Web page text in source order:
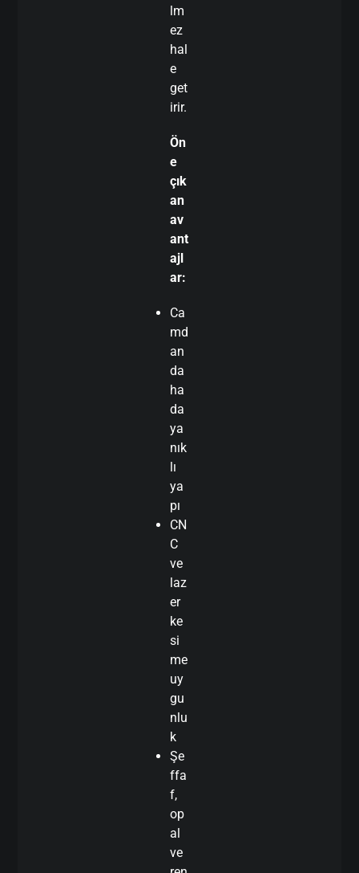
lm
ez
hal
e
get
irir.
Ön
e
çık
an
av
ant
ajl
ar:
Ca
md
an
da
ha
da
ya
nık
lı
ya
pı
CN
C
ve
laz
er
ke
si
me
uy
gu
nlu
k
Şe
ffa
f,
op
al
ve